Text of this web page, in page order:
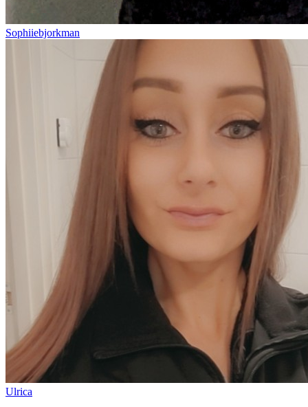
Sophiiebjorkman
Ulrica